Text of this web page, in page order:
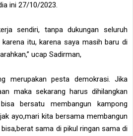
ini 27/10/2023.
sendiri, tanpa dukungan seluruh
itu, karena saya masih baru di
ucap Sadirman,
merupakan pesta demokrasi. Jika
maka sekarang harus dihilangkan
bersatu membangun kampong
ayo,mari kita bersama membangun
sama di pikul ringan sama di